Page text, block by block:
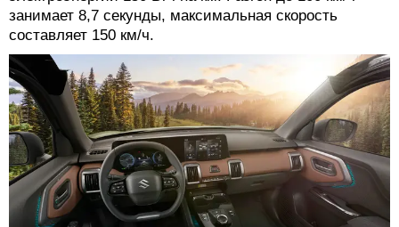
занимает 8,7 секунды, максимальная скорость
составляет 150 км/ч.